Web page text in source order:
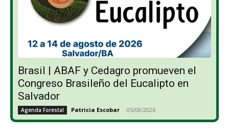
Brasil | ABAF y Cedagro promueven el
Congreso Brasileño del Eucalipto en
Salvador
Agenda Forestal Patricia Escobar - 05/08/2026